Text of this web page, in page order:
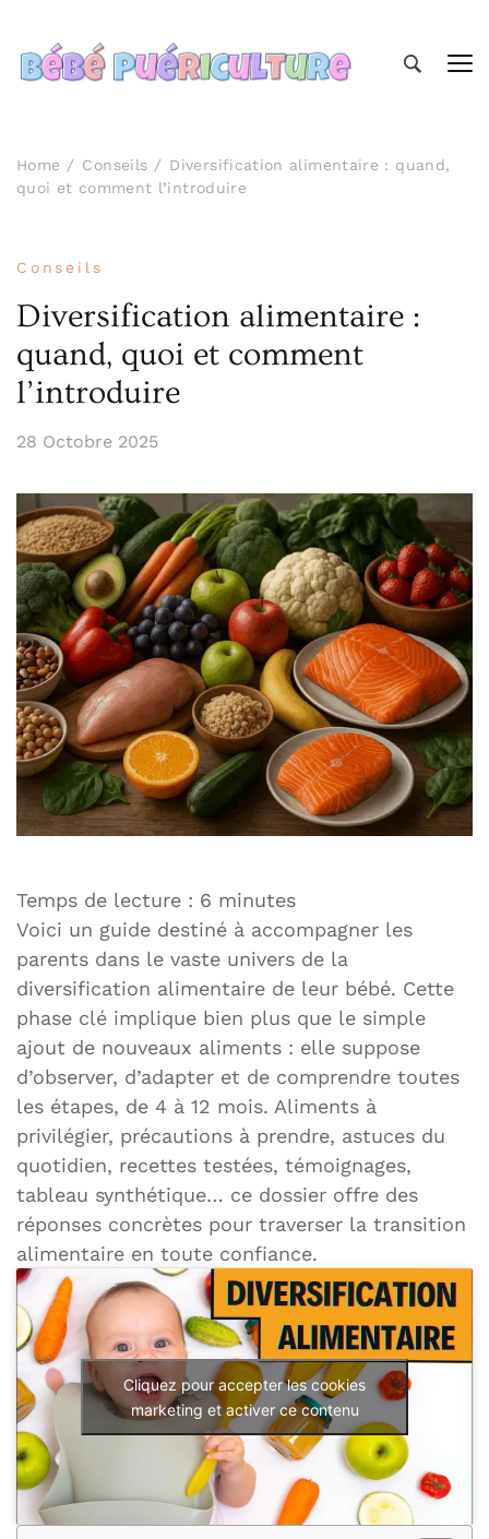
Home Conseils
Diversification alimentaire : quand,
quoi et comment l’introduire
Conseils
Diversification alimentaire :
quand, quoi et comment
l’introduire
28 Octobre 2025
Temps de lecture : 6 minutes
Voici un guide destiné à accompagner les
parents dans le vaste univers de la
diversification alimentaire de leur bébé. Cette
phase clé implique bien plus que le simple
ajout de nouveaux aliments : elle suppose
d’observer, d’adapter et de comprendre toutes
les étapes, de 4 à 12 mois. Aliments à
privilégier, précautions à prendre, astuces du
quotidien, recettes testées, témoignages,
tableau synthétique… ce dossier offre des
réponses concrètes pour traverser la transition
alimentaire en toute confiance.
Cliquez pour accepter les cookies
marketing et activer ce contenu